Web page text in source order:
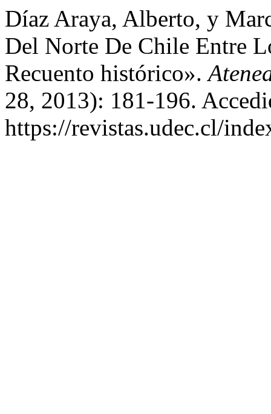
Díaz Araya, Alberto, y
Del Norte De Chile Entre
Recuento histórico».
28, 2013): 181-196.
https://revistas.udec.cl/